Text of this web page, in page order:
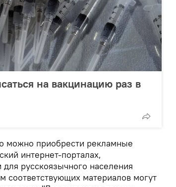
на вакцинацию раз в
можно приобрести рекламные
интернет-порталах,
русскоязычного населения
соответствующих материалов могут